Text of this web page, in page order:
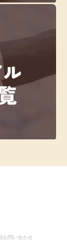
お問い合わせ